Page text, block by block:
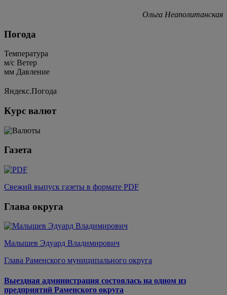
Ольга Неаполитанская
Погода
Температура
м/c Ветер
мм Давление
Яндекс.Погода
Курс валют
Газета
Свежий выпуск газеты в формате PDF
Глава округа
Малышев Эдуард Владимирович
Глава Раменского муниципального округа
Выездная администрация состоялась на одном из
предприятий Раменского округа